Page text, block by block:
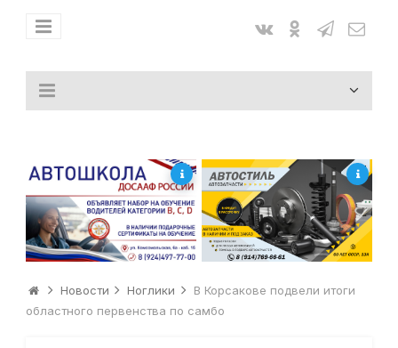
Новости Ноглики
В Корсакове подвели итоги
областного первенства по самбо